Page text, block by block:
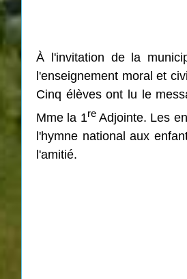
À l'invitation de la
l'enseignement moral et
Cinq élèves ont lu le
Mme la 1reAdjointe. Les
l'hymne national aux
l'amitié.